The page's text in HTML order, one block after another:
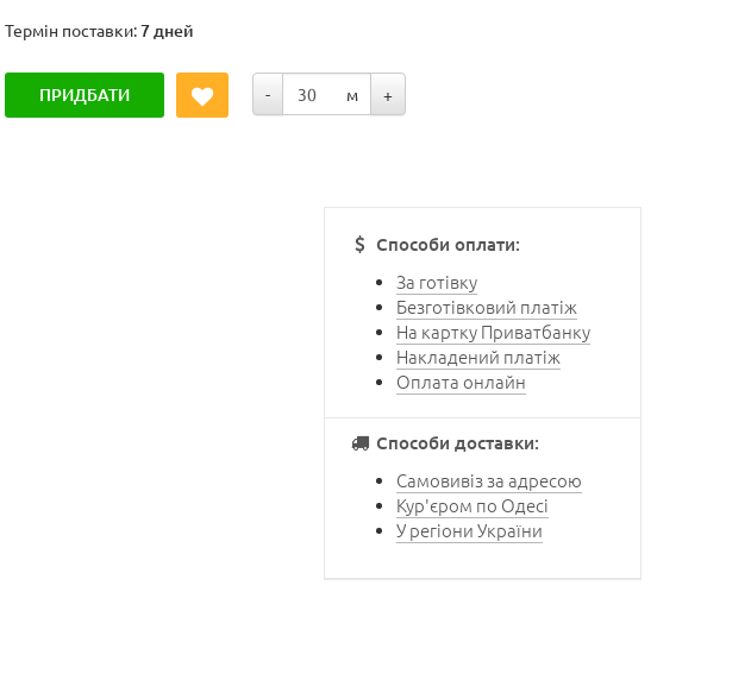
Термін поставки:7 дней
ПРИДБАТИ - м +
Способи оплати:
За готівку
Безготівковий платіж
На картку Приватбанку
Накладений платіж
Оплата онлайн
Способи доставки:
Самовивіз за адресою
Кур'єром по Одесі
У регіони України